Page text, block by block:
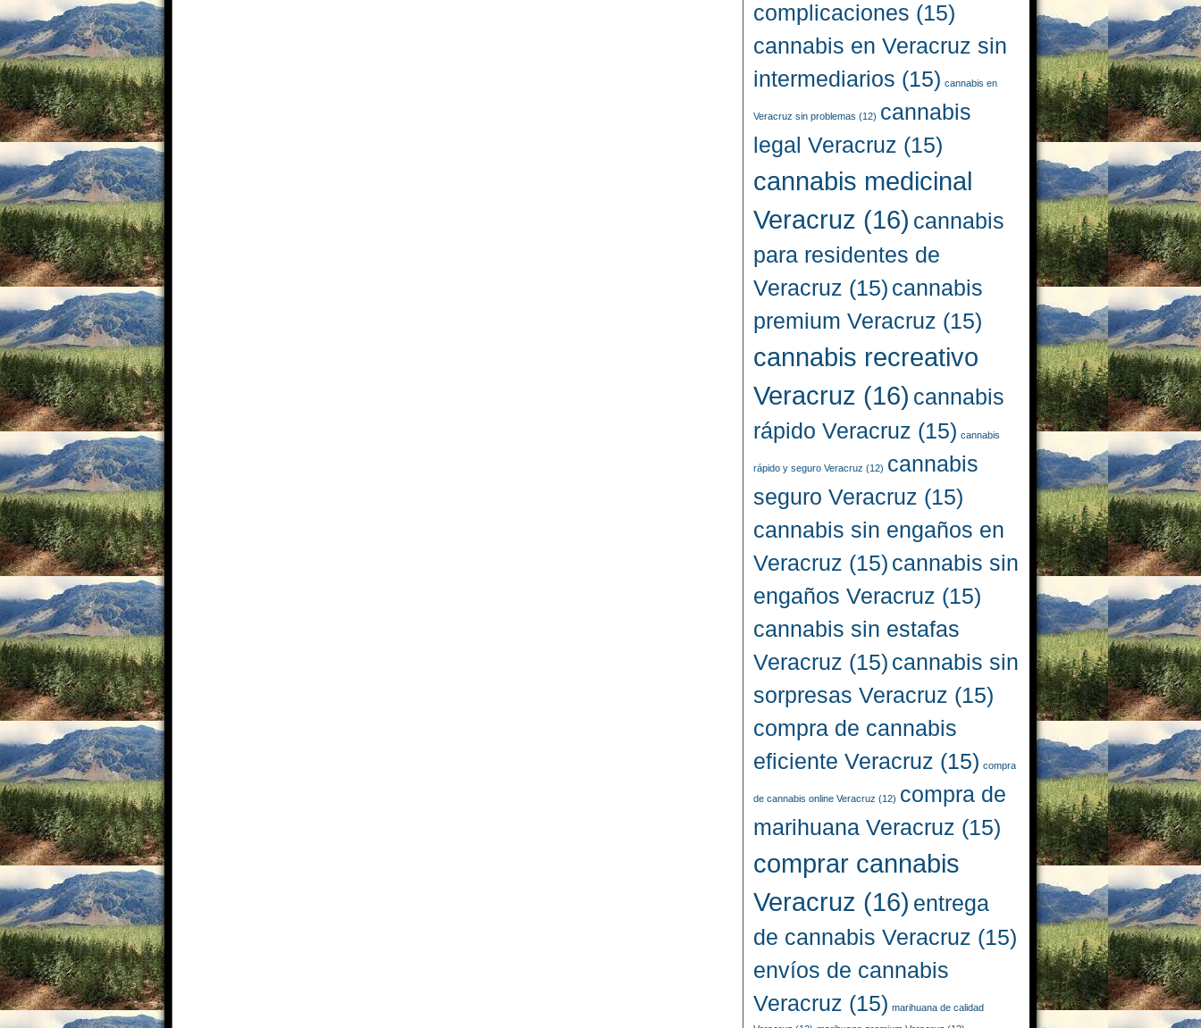
complicaciones (15)
cannabis en Veracruz sin
intermediarios (15) cannabis en
Veracruz sin problemas (12) cannabis
legal Veracruz (15)
cannabis medicinal
Veracruz (16) cannabis
para residentes de
Veracruz (15) cannabis
premium Veracruz (15)
cannabis recreativo
Veracruz (16) cannabis
rápido Veracruz (15) cannabis
rápido y seguro Veracruz (12) cannabis
seguro Veracruz (15)
cannabis sin engaños en
Veracruz (15) cannabis sin
engaños Veracruz (15)
cannabis sin estafas
Veracruz (15) cannabis sin
sorpresas Veracruz (15)
compra de cannabis
eficiente Veracruz (15) compra
de cannabis online Veracruz (12) compra de
marihuana Veracruz (15)
comprar cannabis
Veracruz (16) entrega
de cannabis Veracruz (15)
envíos de cannabis
Veracruz (15) marihuana de calidad